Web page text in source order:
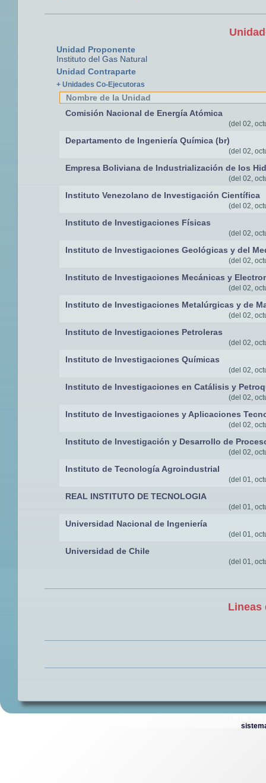
Unidad Proponente
Instituto del Gas Natural
Unidad Contraparte
+ Unidades Co-Ejecutoras
Nombre de la Unidad
Comisión Nacional de Energía Atómica
(del 02,
Departamento de Ingeniería Química (br)
(del 02,
Empresa Boliviana de Industrialización de los
(del 02,
Instituto Venezolano de Investigación Científica
(del 02,
Instituto de Investigaciones Físicas
(del 02,
Instituto de Investigaciones Geológicas y del
(del 02,
Instituto de Investigaciones Mecánicas y
(del 02,
Instituto de Investigaciones Metalúrgicas y de
(del 02,
Instituto de Investigaciones Petroleras
(del 02,
Instituto de Investigaciones Químicas
(del 02,
Instituto de Investigaciones en Catálisis y
(del 02,
Instituto de Investigaciones y Aplicaciones
(del 02,
Instituto de Investigación y Desarrollo de
(del 02,
Instituto de Tecnología Agroindustrial
(del 01,
REAL INSTITUTO DE TECNOLOGIA
(del 01,
Universidad Nacional de Ingeniería
(del 01,
Universidad de Chile
(del 01,
Lineas